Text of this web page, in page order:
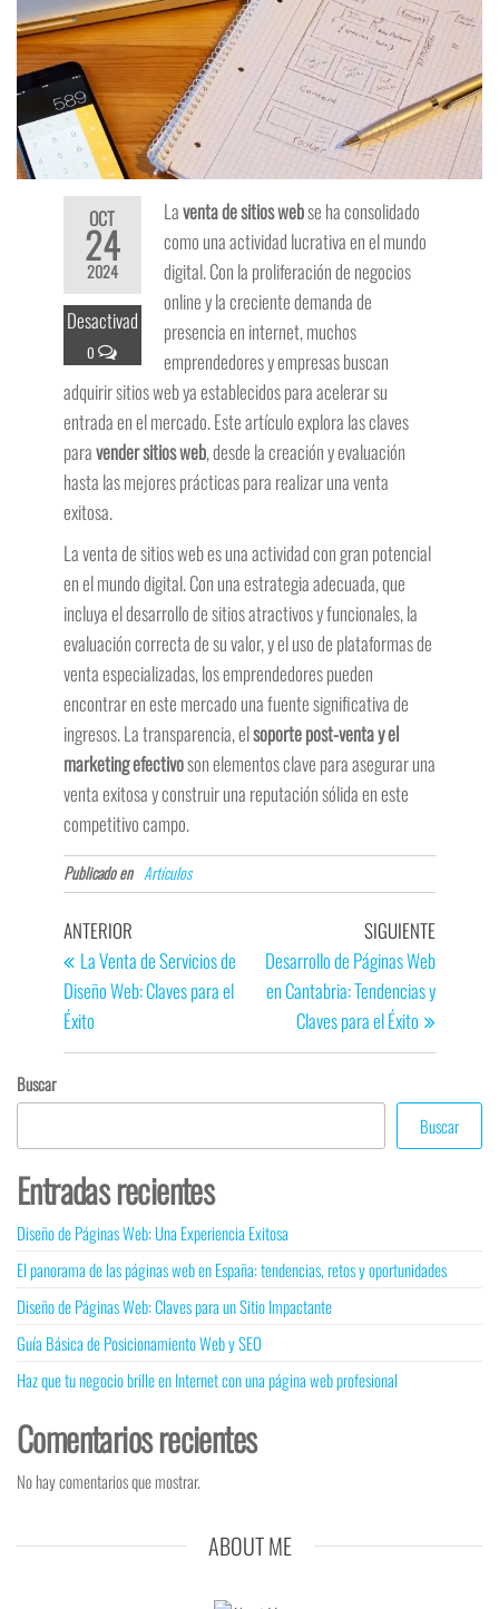
OCT
24
2024
Desactivad
o
Laventa de sitios webse ha consolidado
como una actividad lucrativa en el mundo
digital. Con la proliferación de negocios
online y la creciente demanda de
presencia en internet, muchos
emprendedores y empresas buscan
adquirir sitios web ya establecidos para acelerar su
entrada en el mercado. Este artículo explora las claves
paravender sitios web, desde la creación y evaluación
hasta las mejores prácticas para realizar una venta
exitosa.
La venta de sitios web es una actividad con gran potencial
en el mundo digital. Con una estrategia adecuada, que
incluya el desarrollo de sitios atractivos y funcionales, la
evaluación correcta de su valor, y el uso de plataformas de
venta especializadas, los emprendedores pueden
encontrar en este mercado una fuente significativa de
ingresos. La transparencia, elsoporte post-venta y el
marketing efectivoson elementos clave para asegurar una
venta exitosa y construir una reputación sólida en este
competitivo campo.
Publicado en Artículos
ANTERIOR
La Venta de Servicios de
Diseño Web: Claves para el
Éxito
SIGUIENTE
Desarrollo de Páginas Web
en Cantabria: Tendencias y
Claves para el Éxito
Buscar
Buscar
Entradas recientes
Diseño de Páginas Web: Una Experiencia Exitosa
El panorama de las páginas web en España: tendencias, retos y oportunidades
Diseño de Páginas Web: Claves para un Sitio Impactante
Guía Básica de Posicionamiento Web y SEO
Haz que tu negocio brille en Internet con una página web profesional
Comentarios recientes
No hay comentarios que mostrar.
ABOUT ME